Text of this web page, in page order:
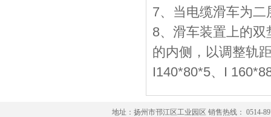
7、当电缆滑车为
8、滑车装置上的
的内侧，以调整轨
I140*80*5、I
地址：扬州市邗江区工业园区 销售热线： 0514-